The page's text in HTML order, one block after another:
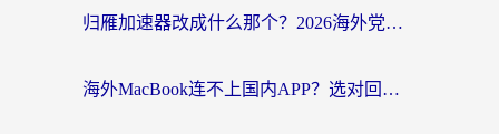
归雁加速器改成什么那个？2026海外党回国加速全攻略：告别地区限制，轻松刷剧玩游戏
海外MacBook连不上国内APP？选对回国VPN，告别地区限制的烦恼